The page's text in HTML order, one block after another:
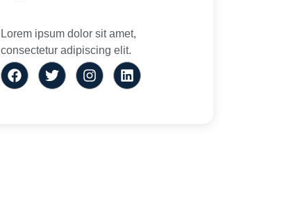
Lorem ipsum dolor sit amet,
consectetur adipiscing elit.